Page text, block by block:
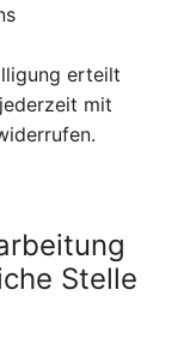
erteilt
mit
Stelle